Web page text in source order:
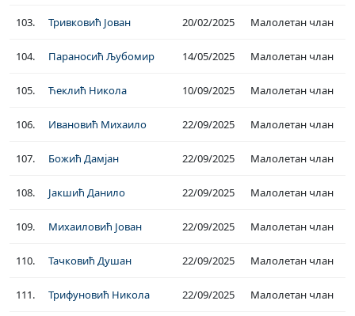
103. Тривковић Јован 20/02/2025 Малолетан члан
104. Параносић Љубомир 14/05/2025 Малолетан члан
105. Ћеклић Никола 10/09/2025 Малолетан члан
106. Ивановић Михаило 22/09/2025 Малолетан члан
107. Божић Дамјан 22/09/2025 Малолетан члан
108. Јакшић Данило 22/09/2025 Малолетан члан
109. Михаиловић Јован 22/09/2025 Малолетан члан
110. Тачковић Душан 22/09/2025 Малолетан члан
111. Трифуновић Никола 22/09/2025 Малолетан члан